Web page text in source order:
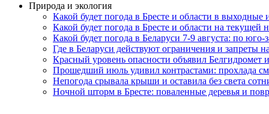
Природа и экология
Какой будет погода в Бресте и области в
Какой будет погода в Бресте и области на текущей
Какой будет погода в Беларуси 7-9 августа: по юго-
Где в Беларуси действуют ограничения и запреты
Красный уровень опасности объявил Белгидромет
Прошедший июль удивил контрастами: прохлада
Непогода срывала крыши и оставила без света
Ночной шторм в Бресте: поваленные деревья и